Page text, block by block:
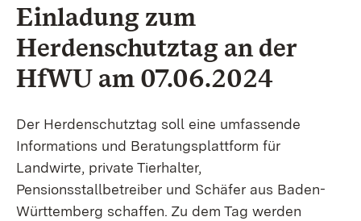
Einladung zum
Herdenschutztag an der
HfWU am 07.06.2024
Der Herdenschutztag soll eine umfassende
Informations und Beratungsplattform für
Landwirte, private Tierhalter,
Pensionsstallbetreiber und Schäfer aus Baden-
Württemberg schaffen. Zu dem Tag werden